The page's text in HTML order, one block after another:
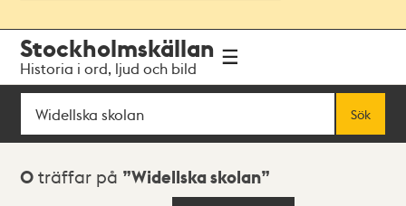
navigationen
huvudinnehållet
Stockholmskällan
Historia i ord, ljud och bild
Sök
Sök
Sökresultat
0 träffar på Widellska skolan